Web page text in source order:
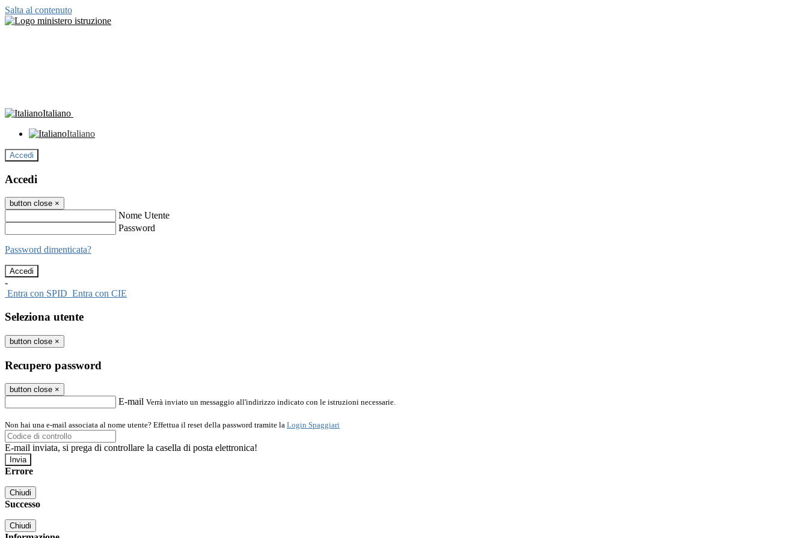
Salta al contenuto
Italiano
Italiano
Accedi
Accedi
button close ×
Nome Utente
Password
Password dimenticata?
-
Entra con SPID Entra con CIE
Seleziona utente
button close ×
Recupero password
button close ×
E-mail Verrà inviato un messaggio all'indirizzo indicato con le istruzioni necessarie.
Non hai una e-mail associata al nome utente? Effettua il reset della password tramite la Login Spaggiari
E-mail inviata, si prega di controllare la casella di posta elettronica!
Errore
Chiudi
Successo
Chiudi